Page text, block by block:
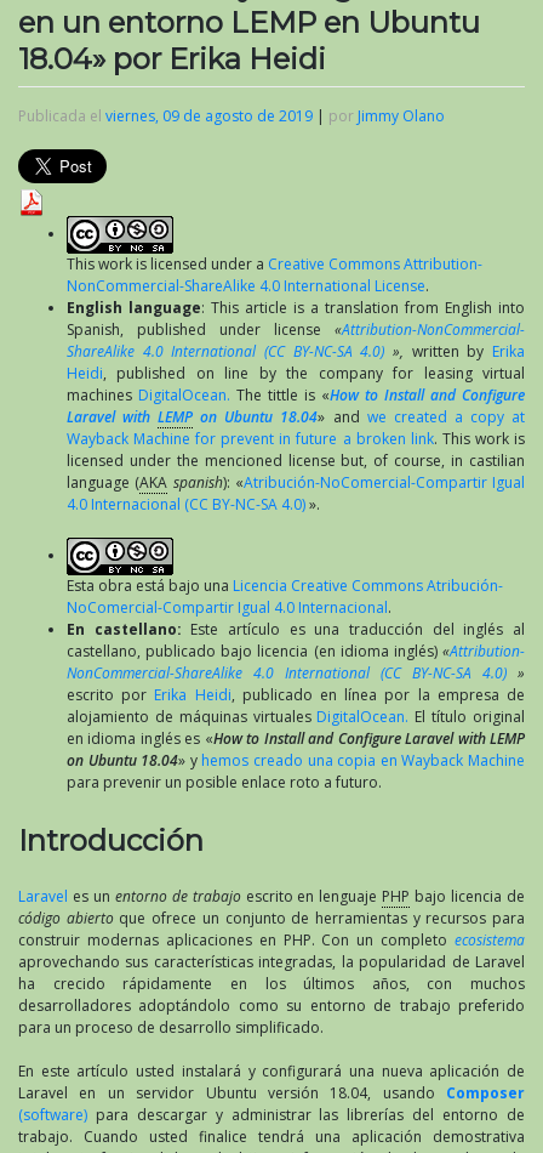
en un entorno LEMP en Ubuntu
18.04» por Erika Heidi
Publicada el viernes, 09 de agosto de 2019 | por Jimmy Olano
This work is licensed under a Creative Commons Attribution-
NonCommercial-ShareAlike 4.0 International License.
English language: This article is a translation from English into
Spanish, published under license «Attribution-NonCommercial-
ShareAlike 4.0 International (CC BY-NC-SA 4.0) », written by Erika
Heidi, published on line by the company for leasing virtual
machines DigitalOcean. The tittle is «How to Install and Configure
Laravel withLEMP on Ubuntu 18.04» and we created a copy at
Wayback Machine for prevent in future a broken link. This work is
licensed under the mencioned license but, of course, in castilian
language (AKA spanish): «Atribución-NoComercial-Compartir Igual
4.0 Internacional (CC BY-NC-SA 4.0)».
Esta obra está bajo una Licencia Creative Commons Atribución-
NoComercial-Compartir Igual 4.0 Internacional.
En castellano: Este artículo es una traducción del inglés al
castellano, publicado bajo licencia (en idioma inglés) «Attribution-
NonCommercial-ShareAlike 4.0 International (CC BY-NC-SA 4.0) »
escrito por Erika Heidi, publicado en línea por la empresa de
alojamiento de máquinas virtuales DigitalOcean. El título original
en idioma inglés es «How to Install and Configure Laravel with LEMP
on Ubuntu 18.04» y hemos creado una copia en Wayback Machine
para prevenir un posible enlace roto a futuro.
Introducción
Laravel es un entorno de trabajoescrito en lenguaje PHP bajo licencia de
código abierto que ofrece un conjunto de herramientas y recursos para
construir modernas aplicaciones en PHP. Con un completo ecosistema
aprovechando sus características integradas, la popularidad de Laravel
ha crecido rápidamente en los últimos años, con muchos
desarrolladores adoptándolo como su entorno de trabajo preferido
para un proceso de desarrollo simplificado.
En este artículo usted instalará y configurará una nueva aplicación de
Laravel en un servidor Ubuntu versión 18.04, usando Composer
(software) para descargar y administrar las librerías del entorno de
trabajo. Cuando usted finalice tendrá una aplicación demostrativa